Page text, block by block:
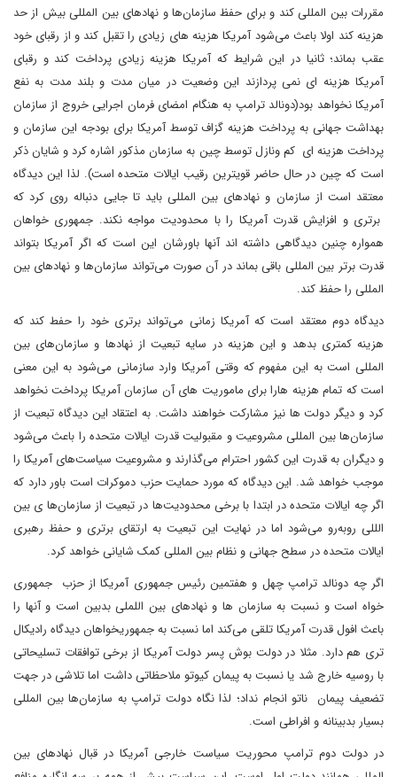
مقررات بین المللی کند و برای حفظ سازمان‌ها و نهادهای بین المللی بیش از حد
هزینه کند اولا باعث می‌شود آمریکا هزینه های زیادی را تقبل کند و از رقبای خود
عقب بماند؛ ثانیا در این شرایط که آمریکا هزینه زیادی پرداخت کند و رقبای
آمریکا هزینه ای نمی پردازند این وضعیت در میان مدت و بلند مدت به نفع
آمریکا نخواهد بود(دونالد ترامپ به هنگام امضای فرمان اجرایی خروج از سازمان
بهداشت جهانی به پرداخت هزینه گزاف توسط آمریکا برای بودجه این سازمان و
پرداخت هزینه ای کم ونازل توسط چین به سازمان مذکور اشاره کرد و شایان ذکر
است که چین در حال حاضر قویترین رقیب ایالات متحده است). لذا این دیدگاه
معتقد است از سازمان و نهادهای بین المللی باید تا جایی دنباله روی کرد که
برتری و افزایش قدرت آمریکا را با محدودیت مواجه نکند. جمهوری خواهان
همواره چنین دیدگاهی داشته اند آنها باورشان این است که اگر آمریکا بتواند
قدرت برتر بین المللی باقی بماند در آن صورت می‌تواند سازمان‌ها و نهادهای بین
المللی را حفظ کند.
دیدگاه دوم معتقد است که آمریکا زمانی می‌تواند برتری خود را حفط کند که
هزینه کمتری بدهد و این هزینه در سایه تبعیت از نهادها و سازمان‌های بین
المللی است به این مفهوم که وقتی آمریکا وارد سازمانی می‌شود به این معنی
است که تمام هزینه هارا برای ماموریت های آن سازمان آمریکا پرداخت نخواهد
کرد و دیگر دولت ها نیز مشارکت خواهند داشت. به اعتقاد این دیدگاه تبعیت از
سازمان‌ها بین المللی مشروعیت و مقبولیت قدرت ایالات متحده را باعث می‌شود
و دیگران به قدرت این کشور احترام می‌گذارند و مشروعیت سیاست‌های آمریکا را
موجب خواهد شد. این دیدگاه که مورد حمایت حزب دموکرات است باور دارد که
اگر چه ایالات متحده در ابتدا با برخی محدودیت‌ها در تبعیت از سازمان‌ها ی بین
الللی روبه‌رو می‌شود اما در نهایت این تبعیت به ارتقای برتری و حفظ رهبری
ایالات متحده در سطح جهانی و نظام بین المللی کمک شایانی خواهد کرد.
اگر چه دونالد ترامپ چهل و هفتمین رئیس جمهوری آمریکا از حزب جمهوری
خواه است و نسبت به سازمان ها و نهادهای بین اللملی بدبین است و آنها را
باعث افول قدرت آمریکا تلقی می‌کند اما نسبت به جمهوری‎خواهان دیدگاه رادیکال
تری هم دارد. مثلا در دولت بوش پسر دولت آمریکا از برخی توافقات تسلیحاتی
با روسیه خارج شد یا نسبت به پیمان کیوتو ملاحظاتی داشت اما تلاشی در جهت
تضعیف پیمان ناتو انجام نداد؛ لذا نگاه دولت ترامپ به سازمان‌ها بین المللی
بسیار بدبینانه و افراطی است.
در دولت دوم ترامپ محوریت سیاست خارجی آمریکا در قبال نهادهای بین